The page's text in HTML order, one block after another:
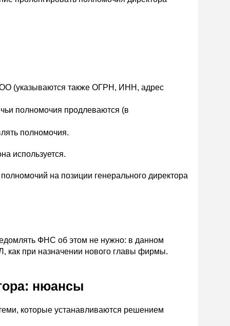
(указываются также ОГРН, ИНН, адрес
полномочия продлеваются (в
полномочия.
используется.
на позиции генерального директора
ФНС об этом не нужно: в данном
как при назначении нового главы фирмы.
нюансы
которые устанавливаются решением